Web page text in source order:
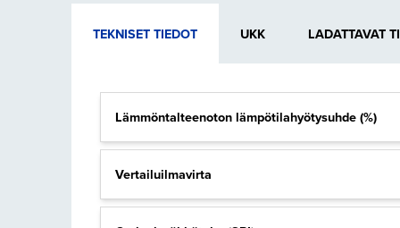
TEKNISET TIEDOT UKK LADATTAVAT
Lämmöntalteenoton lämpötilahyötysuhde (%)
Vertailuilmavirta